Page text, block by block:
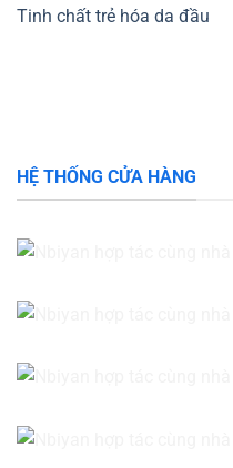
Tinh chất trẻ hóa da đầu
HỆ THỐNG CỬA HÀNG